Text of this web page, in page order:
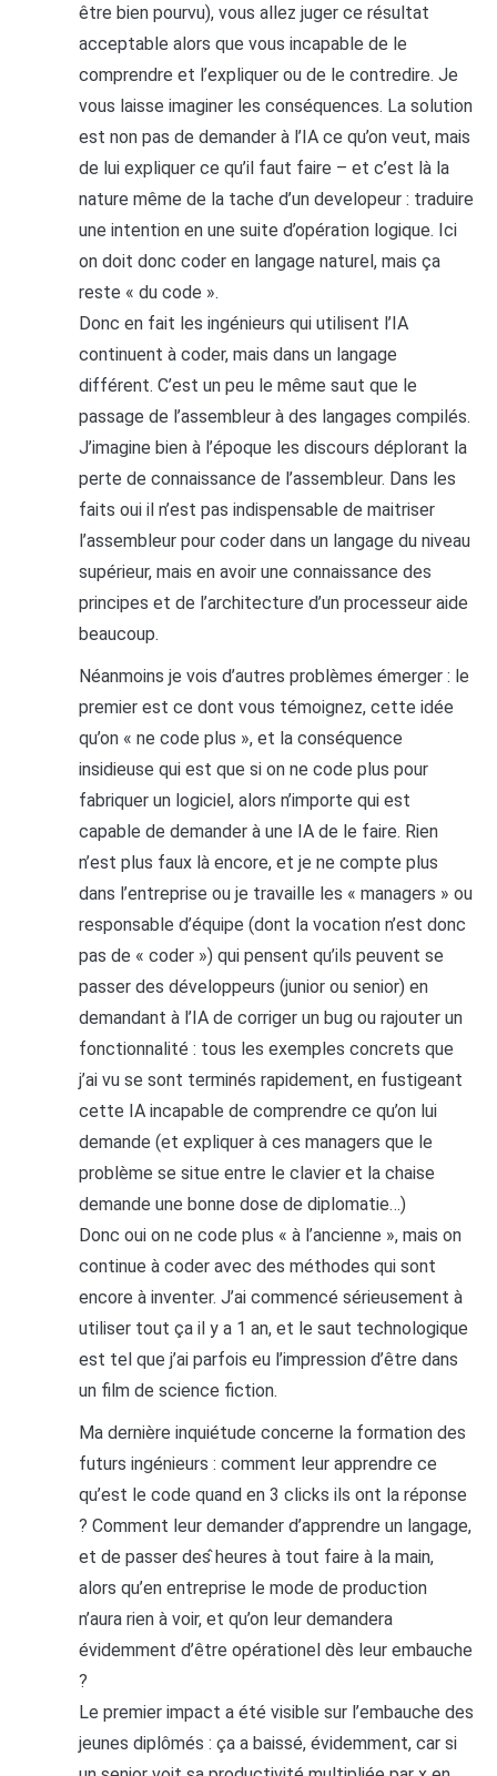
être bien pourvu), vous allez juger ce résultat
acceptable alors que vous incapable de le
comprendre et l’expliquer ou de le contredire. Je
vous laisse imaginer les conséquences. La solution
est non pas de demander à l’IA ce qu’on veut, mais
de lui expliquer ce qu’il faut faire – et c’est là la
nature même de la tache d’un developeur : traduire
une intention en une suite d’opération logique. Ici
on doit donc coder en langage naturel, mais ça
reste « du code ».
Donc en fait les ingénieurs qui utilisent l’IA
continuent à coder, mais dans un langage
différent. C’est un peu le même saut que le
passage de l’assembleur à des langages compilés.
J’imagine bien à l’époque les discours déplorant la
perte de connaissance de l’assembleur. Dans les
faits oui il n’est pas indispensable de maitriser
l’assembleur pour coder dans un langage du niveau
supérieur, mais en avoir une connaissance des
principes et de l’architecture d’un processeur aide
beaucoup.
Néanmoins je vois d’autres problèmes émerger : le
premier est ce dont vous témoignez, cette idée
qu’on « ne code plus », et la conséquence
insidieuse qui est que si on ne code plus pour
fabriquer un logiciel, alors n’importe qui est
capable de demander à une IA de le faire. Rien
n’est plus faux là encore, et je ne compte plus
dans l’entreprise ou je travaille les « managers » ou
responsable d’équipe (dont la vocation n’est donc
pas de « coder ») qui pensent qu’ils peuvent se
passer des développeurs (junior ou senior) en
demandant à l’IA de corriger un bug ou rajouter un
fonctionnalité : tous les exemples concrets que
j’ai vu se sont terminés rapidement, en fustigeant
cette IA incapable de comprendre ce qu’on lui
demande (et expliquer à ces managers que le
problème se situe entre le clavier et la chaise
demande une bonne dose de diplomatie…)
Donc oui on ne code plus « à l’ancienne », mais on
continue à coder avec des méthodes qui sont
encore à inventer. J’ai commencé sérieusement à
utiliser tout ça il y a 1 an, et le saut technologique
est tel que j’ai parfois eu l’impression d’être dans
un film de science fiction.
Ma dernière inquiétude concerne la formation des
futurs ingénieurs : comment leur apprendre ce
qu’est le code quand en 3 clicks ils ont la réponse
? Comment leur demander d’apprendre un langage,
et de passer des ̂heures à tout faire à la main,
alors qu’en entreprise le mode de production
n’aura rien à voir, et qu’on leur demandera
évidemment d’être opérationel dès leur embauche
?
Le premier impact a été visible sur l’embauche des
jeunes diplômés : ça a baissé, évidemment, car si